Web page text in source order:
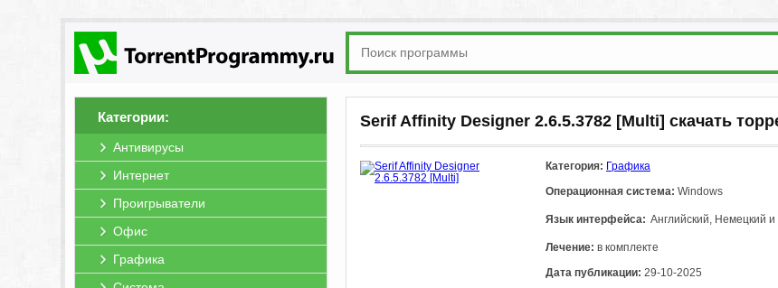
Категории:
Антивирусы
Интернет
Проигрыватели
Офис
Графика
Serif Affinity Designer 2.6.5.3782 [Multi] скачать
Категория: Графика
Операционная система: Windows
Язык интерфейса: Английский, Немецкий и
Лечение: в комплекте
Дата публикации: 29-10-2025